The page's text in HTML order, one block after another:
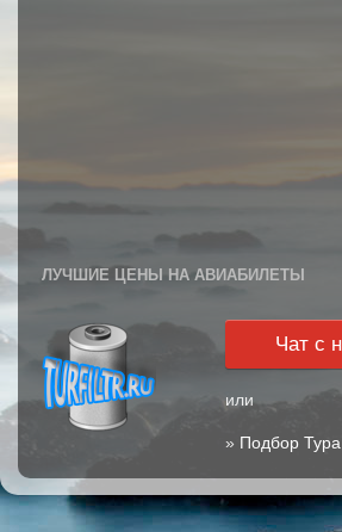
ЛУЧШИЕ ЦЕНЫ НА АВИАБИЛЕТЫ
Чат с
или
» Подбор